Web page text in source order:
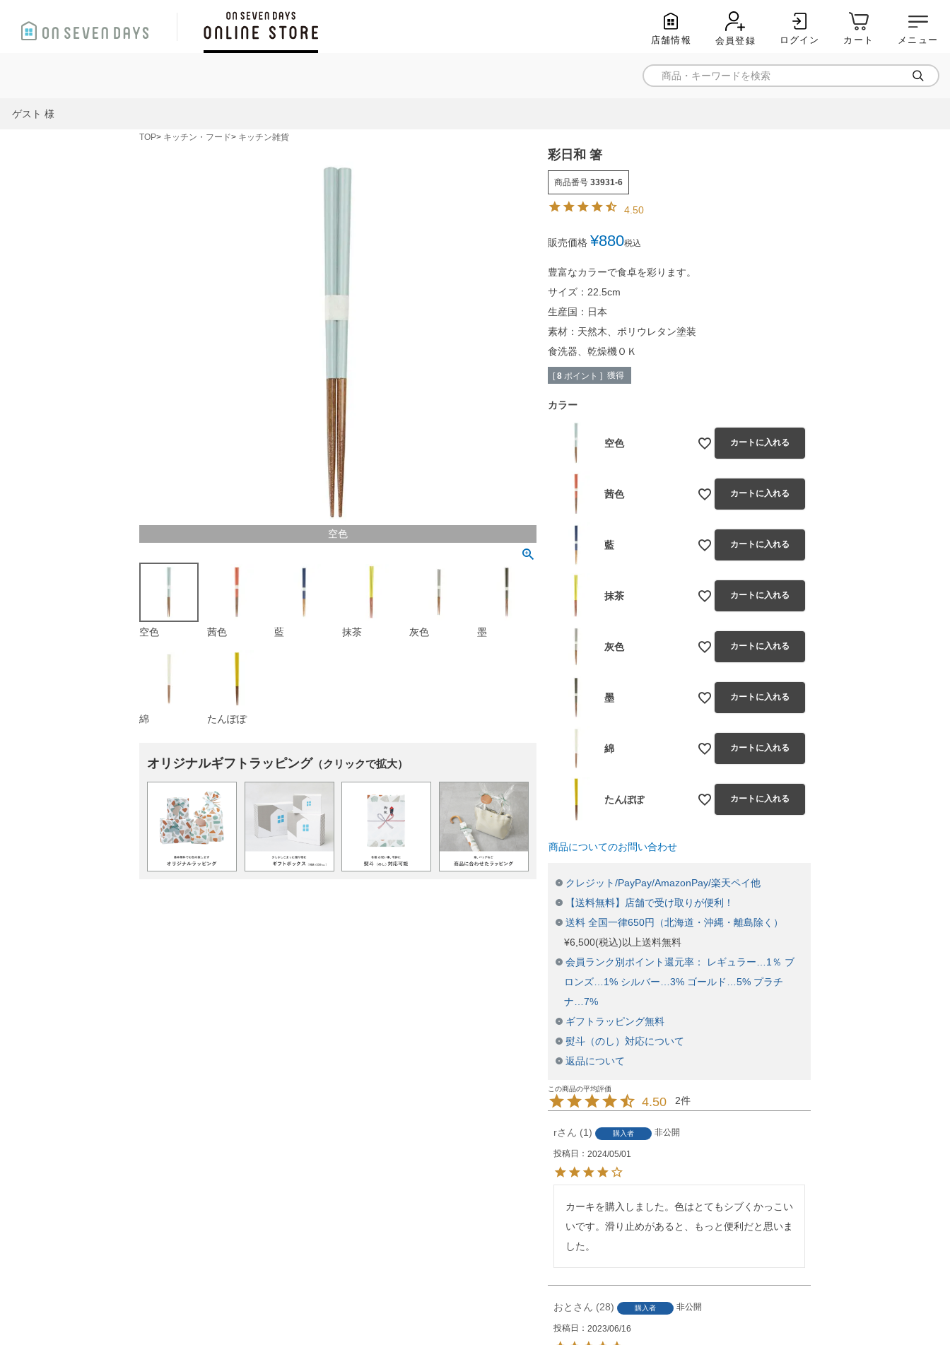
店舗情報 会員登録 ログイン カート メニュー
ゲスト 様
TOP キッチン・フード キッチン雑貨
空色
空色 茜色 藍 抹茶 灰色 墨
綿 たんぽぽ
オリジナルギフトラッピング（クリックで拡大）
彩日和 箸
商品番号 33931-6
4.50
販売価格 ¥880税込
豊富なカラーで食卓を彩ります。
サイズ：22.5cm
生産国：日本
素材：天然木、ポリウレタン塗装
食洗器、乾燥機ＯＫ
[ 8 ポイント ] 獲得
カラー
空色 カートに入れる
茜色 カートに入れる
藍 カートに入れる
抹茶 カートに入れる
灰色 カートに入れる
墨 カートに入れる
綿 カートに入れる
たんぽぽ カートに入れる
商品についてのお問い合わせ
クレジット/PayPay/AmazonPay/楽天ペイ他
【送料無料】店舗で受け取りが便利！
送料 全国一律650円（北海道・沖縄・離島除く）
¥6,500(税込)以上送料無料
会員ランク別ポイント還元率： レギュラー…1％ ブ
ロンズ…1% シルバー…3% ゴールド…5% プラチ
ナ…7%
ギフトラッピング無料
熨斗（のし）対応について
返品について
4.50 2
r 1 購入者 非公開
投稿日 2024/05/01
カーキを購入しました。色はとてもシブくかっこい
いです。滑り止めがあると、もっと便利だと思いま
した。
おと 28 購入者 非公開
投稿日 2023/06/16